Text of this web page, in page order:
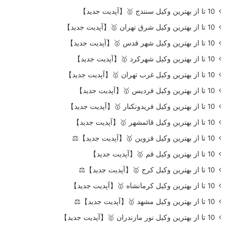
10 تا از بهترین وکیل سنندج 🥇【آپدیت جدید】
10 تا از بهترین وکیل شرق تهران 🥇【آپدیت جدید】
10 تا از بهترین وکیل شهر قدس 🥇【آپدیت جدید】
10 تا از بهترین وکیل شهرکرد 🥇【آپدیت جدید】
10 تا از بهترین وکیل غرب تهران 🥇【آپدیت جدید】
10 تا از بهترین وکیل فردیس 🥇【آپدیت جدید】
10 تا از بهترین وکیل فریدونکنار 🥇【آپدیت جدید】
10 تا از بهترین وکیل قائمشهر 🥇【آپدیت جدید】
10 تا از بهترین وکیل قزوین 🥇【آپدیت جدید】⚖️
10 تا از بهترین وکیل قم 🥇【آپدیت جدید】
10 تا از بهترین وکیل کرج 🥇【آپدیت جدید】⚖️
10 تا از بهترین وکیل کرمانشاه 🥇【آپدیت جدید】
10 تا از بهترین وکیل مشهد 🥇【آپدیت جدید】⚖️
10 تا از بهترین وکیل نور مازندران 🥇【آپدیت جدید】